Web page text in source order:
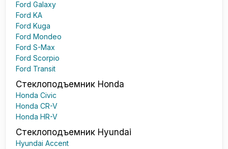
Ford Galaxy
Ford KA
Ford Kuga
Ford Mondeo
Ford S-Max
Ford Scorpio
Ford Transit
Стеклоподъемник Honda
Honda Civic
Honda CR-V
Honda HR-V
Стеклоподъемник Hyundai
Hyundai Accent